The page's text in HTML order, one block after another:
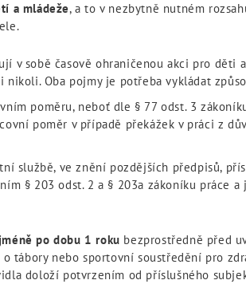
a mládeže, a to v nezbytně nutném
v sobě časově ohraničenou akci pro děti
Oba pojmy je potřeba vykládat
poměru, neboť dle § 77 odst. 3
poměr v případě překážek v práci z
službě, ve znění pozdějších předpisů,
§ 203 odst. 2 a § 203a zákoníku práce
po dobu 1 roku bezprostředně před
tábory nebo sportovní soustředění pro
doloží potvrzením od příslušného